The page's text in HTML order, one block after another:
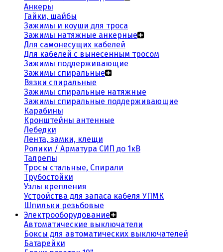
Анкеры
Гайки, шайбы
Зажимы и коуши для троса
Зажимы натяжные анкерные
Для самонесущих кабелей
Для кабелей с вынесенным тросом
Зажимы поддерживающие
Зажимы спиральные
Вязки спиральные
Зажимы спиральные натяжные
Зажимы спиральные поддерживающие
Карабины
Кронштейны антенные
Лебедки
Лента, замки, клещи
Ролики / Арматура СИП до 1кВ
Талрепы
Тросы стальные, Спирали
Трубостойки
Узлы крепления
Устройства для запаса кабеля УПМК
Шпильки резьбовые
Электрооборудование
Автоматические выключатели
Боксы для автоматических выключателей
Батарейки